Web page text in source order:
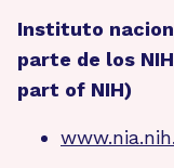
Instituto
parte de los
part of NIH)